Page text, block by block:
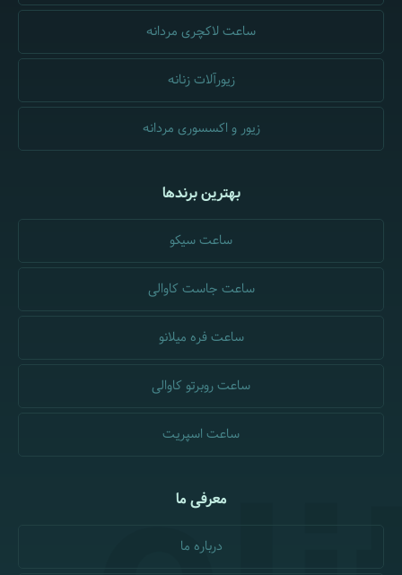
ساعت لاکچری مردانه
زیورآلات زنانه
زیور و اکسسوری مردانه
بهترین برندها
ساعت سیکو
ساعت جاست کاوالی
ساعت فره میلانو
ساعت روبرتو کاوالی
ساعت اسپریت
معرفی ما
درباره ما